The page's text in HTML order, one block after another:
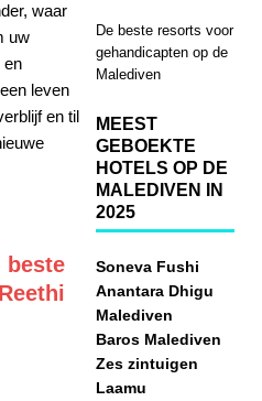
waar
uw
en
leven
en til
beste
De beste resorts voor
gehandicapten op de
Malediven
MEEST
GEBOEKTE
HOTELS OP DE
MALEDIVEN IN
2025
Soneva Fushi
Anantara Dhigu
Malediven
Baros Malediven
Zes zintuigen
Laamu